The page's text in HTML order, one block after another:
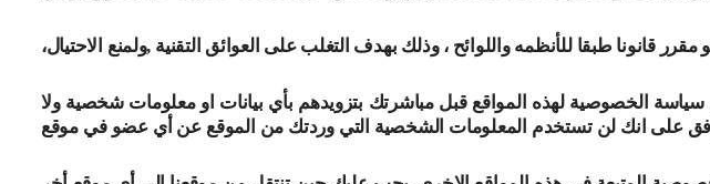
طبقا للأنظمه واللوائح ، وذلك بهدف التغلب على العوائق التقنية ,ولمنع الاحتيال،
الخصوصية لهذه المواقع قبل مباشرتك بتزويدهم بأي بيانات او معلومات شخصية ولا
على انك لن تستخدم المعلومات الشخصية التي وردتك من الموقع عن أي عضو في موقع